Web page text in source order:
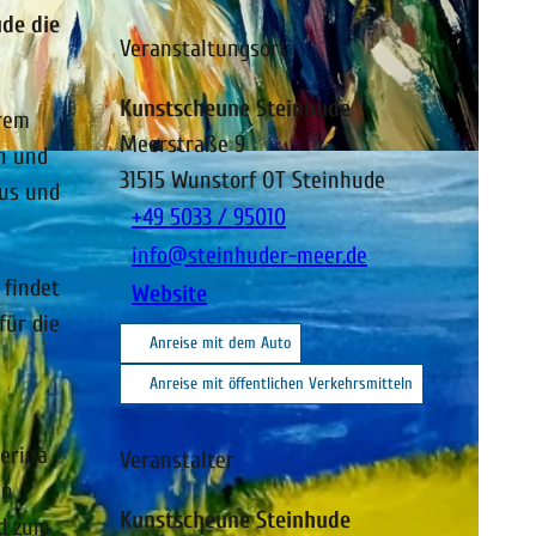
die
und
und
findet
die
zum
Veranstaltungsort
Kunstscheune Steinhude
Meerstraße 9
31515Wunstorf OT Steinhude
+49 5033 / 95010
info@steinhuder-meer.de
Website
Anreise mit dem Auto
Anreise mit öffentlichen Verkehrsmitteln
Veranstalter
Kunstscheune Steinhude